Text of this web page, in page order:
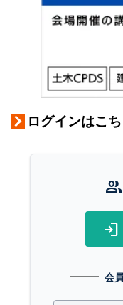
ログインはこ
group
login
会